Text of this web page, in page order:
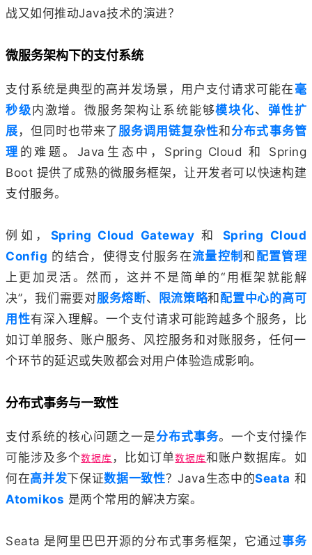
战又如何推动Java技术的演进？
微服务架构下的支付系统
支付系统是典型的高并发场景，用户支付请求可能在 毫
秒级内激增。微服务架构让系统能够模块化、 弹性扩
展 ，但同时也带来了 服务调用链复杂性和分布式事务管
理 的难题。Java生态中，Spring Cloud 和 Spring
Boot 提供了成熟的微服务框架，让开发者可以快速构建
支付服务。
例如， Spring Cloud Gateway 和 Spring Cloud
Config 的结合，使得支付服务在流量控制和 配置管理
上更加灵活。然而，这并不是简单的“用框架就能解
决”，我们需要对服务熔断、 限流策略和配置中心的高可
用性有深入理解。一个支付请求可能跨越多个服务，比
如订单服务、账户服务、风控服务和对账服务，任何一
个环节的延迟或失败都会对用户体验造成影响。
分布式事务与一致性
支付系统的核心问题之一是分布式事务。一个支付操作
可能涉及多个数据库 ，比如订单数据库和账户数据库。如
何在高并发下保证数据一致性？Java生态中的Seata 和
Atomikos 是两个常用的解决方案。
Seata 是阿里巴巴开源的分布式事务框架，它通过事务